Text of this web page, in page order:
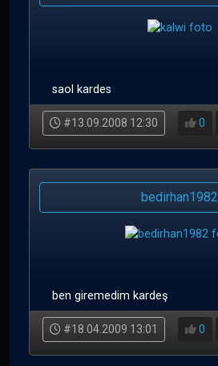
saol kardes
#13.09.2008 12:30 0
bedirhan1982
ben giremedim kardeş
#18.04.2009 13:01 0